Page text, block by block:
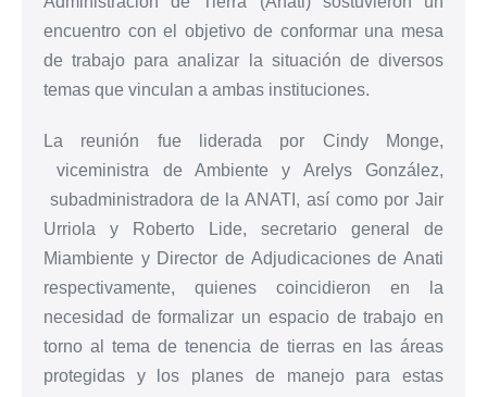
encuentro con el objetivo de conformar una mesa
de trabajo para analizar la situación de diversos
temas que vinculan a ambas instituciones.
La reunión fue liderada por Cindy Monge,
viceministra de Ambiente y Arelys González,
subadministradora de la ANATI, así como por Jair
Urriola y Roberto Lide, secretario general de
Miambiente y Director de Adjudicaciones de Anati
respectivamente, quienes coincidieron en la
necesidad de formalizar un espacio de trabajo en
torno al tema de tenencia de tierras en las áreas
protegidas y los planes de manejo para estas